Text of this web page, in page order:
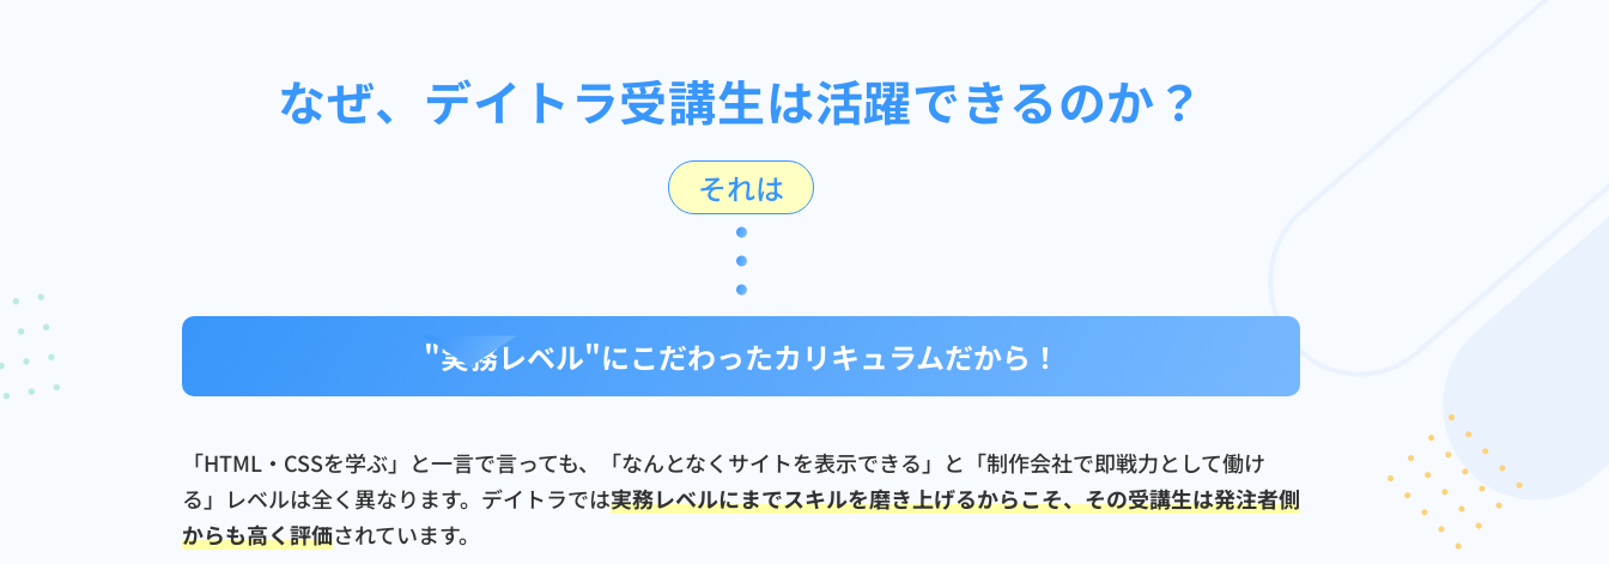
なぜ、デイトラ受講生は活躍できるのか？
それは
"実務レベル"にこだわったカリキュラムだから！
「HTML・CSSを学ぶ」と一言で言っても、「なんとなくサイトを表示できる」と「制作会社で即戦力として働け
る」レベルは全く異なります。デイトラでは実務レベルにまでスキルを磨き上げるからこそ、その受講生は発注者側
からも高く評価されています。